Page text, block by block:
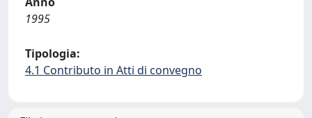
1995
Tipologia:
4.1 Contributo in Atti di convegno